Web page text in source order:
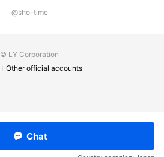
@sho-time
© LY Corporation
Other official accounts
Chat